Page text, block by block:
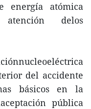
energía atómica
delos
del accidente
básicos en la
pública